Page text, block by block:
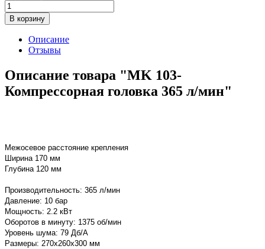
В корзину
Описание
Отзывы
Описание товара "MK 103-
Компрессорная головка 365 л/мин"
Межосевое расстояние крепления
Ширина 170 мм
Глубина 120 мм
Производительность: 365 л/мин
Давление: 10 бар
Мощность: 2.2 кВт
Оборотов в минуту: 1375 об/мин
Уровень шума: 79 Дб/А
Размеры: 270x260x300 мм